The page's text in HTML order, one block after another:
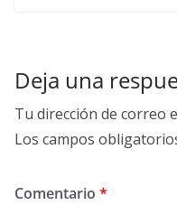
Deja una
Tu dirección de correo
Los campos
Comentario *